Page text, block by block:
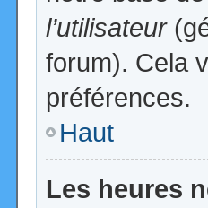
l’utilisateur
forum). Cela
préférences.
Haut
Les heures